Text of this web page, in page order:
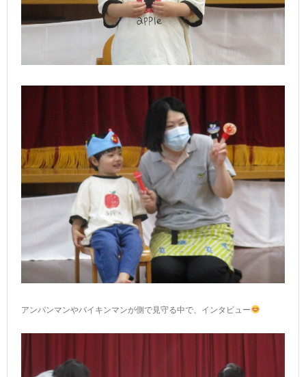
アンパンマンやバイキンマンが側で見守る中で、インタビュー